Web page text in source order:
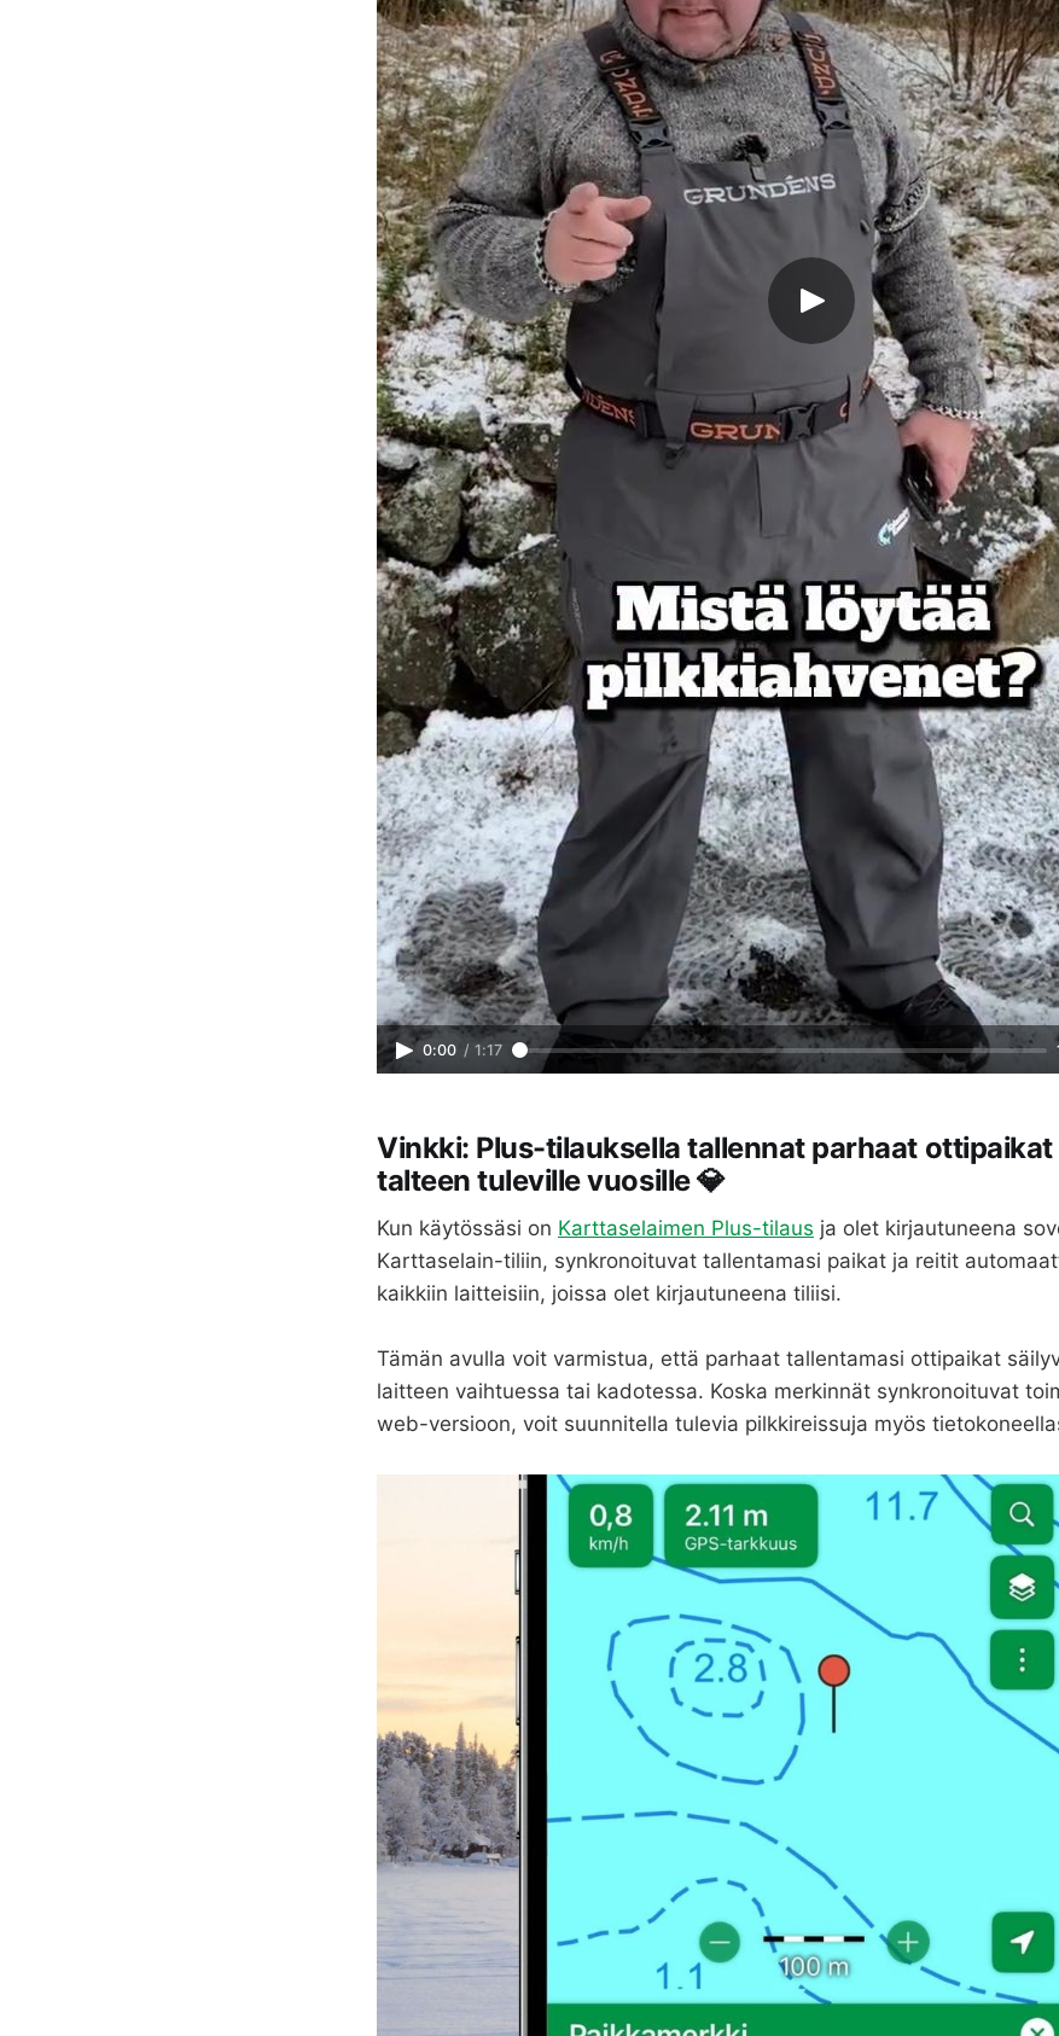
0:00 / 1:17
Vinkki: Plus-tilauksella tallennat parhaat
talteen tuleville vuosille 💎
Kun käytössäsi on Karttaselaimen Plus-tilaus ja olet kirjautuneena
Karttaselain-tiliin, synkronoituvat tallentamasi paikat ja reitit
kaikkiin laitteisiin, joissa olet kirjautuneena tiliisi.
Tämän avulla voit varmistua, että parhaat tallentamasi ottipaikat
laitteen vaihtuessa tai kadotessa. Koska merkinnät synkronoituvat
web-versioon, voit suunnitella tulevia pilkkireissuja myös